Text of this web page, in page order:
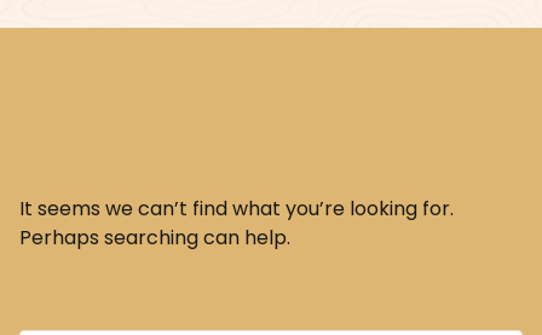
It seems we can’t find what you’re looking for.
Perhaps searching can help.